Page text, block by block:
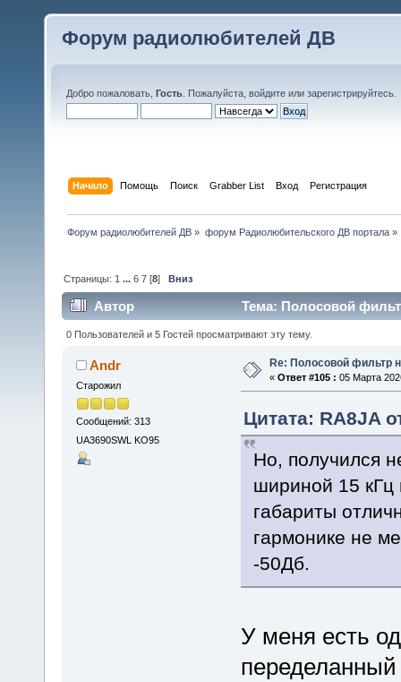
Форум радиолюбителей ДВ
Добро пожаловать, Гость . Пожалуйста, войдите или зарегистрируйтесь
Начало Помощь Поиск Grabber List Вход Регистрация
Форум радиолюбителей ДВ » форум Радиолюбительского ДВ портала»
Страницы: 1 ...6 7 [8]Вниз
Автор Тема: Полосовой
0 Пользователей и 5 Гостей просматривают эту тему.
Andr
Старожил
Сообщений: 313
UA3690SWL KO95
Re: Полосовой фильтр
« Ответ #105 : 05 Марта
Цитата: RA8JA
Но, получился
шириной 15
габариты
гармонике не
-50Дб.
У меня есть